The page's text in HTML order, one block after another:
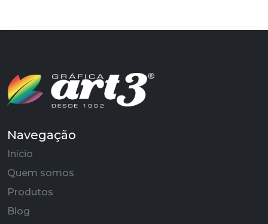
Navegação
Início
Quem somos
Produtos
Blog